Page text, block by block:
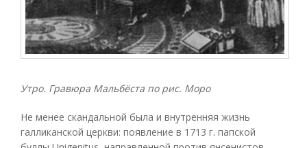
Утро. Гравюра Мальбёста по рис. Моро
Не менее скандальной была и внутренняя жизнь
галликанской церкви: появление в 1713 г. папской